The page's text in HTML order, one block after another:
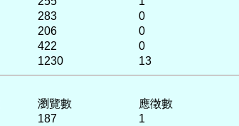
283 0
206 0
422 0
1230 13
瀏覽數 應徵數
187 1